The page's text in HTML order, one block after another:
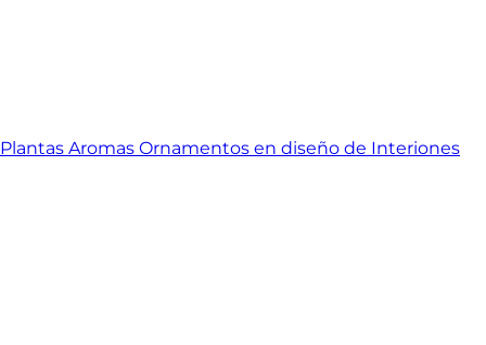
Plantas Aromas Ornamentos en diseño de Interiones